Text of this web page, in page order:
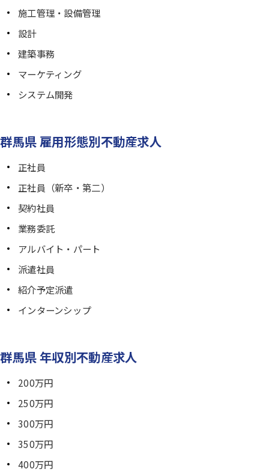
施工管理・設備管理
設計
建築事務
マーケティング
システム開発
群馬県 雇用形態別不動産求人
正社員
正社員（新卒・第二）
契約社員
業務委託
アルバイト・パート
派遣社員
紹介予定派遣
インターンシップ
群馬県 年収別不動産求人
200万円
250万円
300万円
350万円
400万円